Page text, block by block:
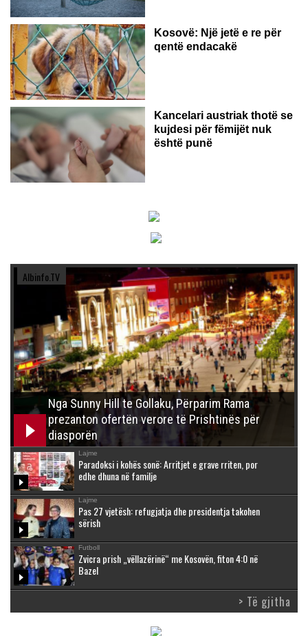
Kosovë: Një jetë e re për
qentë endacakë
Kancelari austriak thotë se
kujdesi për fëmijët nuk
është punë
Albinfo.TV
Nga Sunny Hill te Gollaku, Përparim Rama
prezanton ofertën verore të Prishtinës për
diasporën
Lajme
Paradoksi i kohës sonë: Arritjet e grave rriten, por
edhe dhuna në familje
Lajme
Pas 27 vjetësh: refugjatja dhe presidentja takohen
sërish
Futboll
Zvicra prish „vëllazërinë“ me Kosovën, fiton 4:0 në
Bazel
> Të gjitha